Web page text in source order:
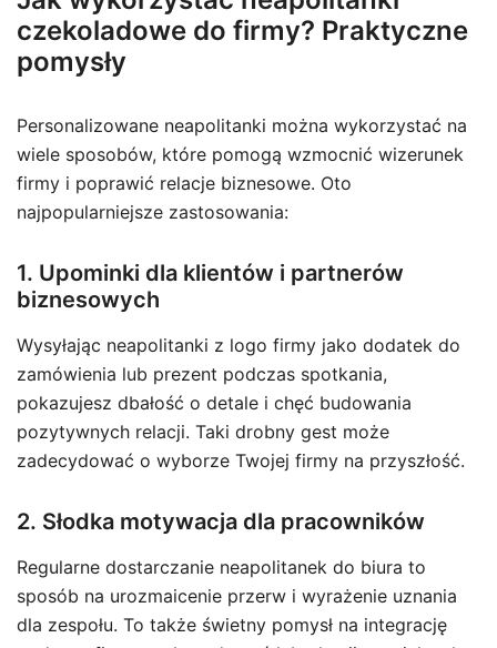
czekoladowe do firmy? Praktyczne
pomysły
Personalizowane neapolitanki można wykorzystać na
wiele sposobów, które pomogą wzmocnić wizerunek
firmy i poprawić relacje biznesowe. Oto
najpopularniejsze zastosowania:
1. Upominki dla klientów i partnerów
biznesowych
Wysyłając neapolitanki z logo firmy jako dodatek do
zamówienia lub prezent podczas spotkania,
pokazujesz dbałość o detale i chęć budowania
pozytywnych relacji. Taki drobny gest może
zadecydować o wyborze Twojej firmy na przyszłość.
2. Słodka motywacja dla pracowników
Regularne dostarczanie neapolitanek do biura to
sposób na urozmaicenie przerw i wyrażenie uznania
dla zespołu. To także świetny pomysł na integrację